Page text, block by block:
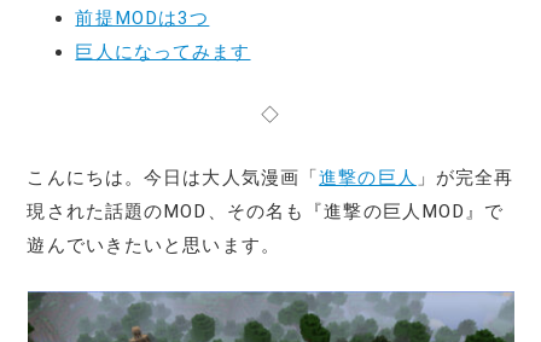
前提MODは3つ
巨人になってみます
◇
こんにちは。今日は大人気漫画「進撃の巨人 」が完全再
現された話題のMOD、その名も『進撃の巨人MOD』で
遊んでいきたいと思います。